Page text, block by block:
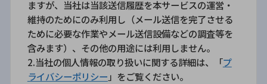
ますが、当社は当該送信履歴を本サービスの運営・
維持のためにのみ利用し（メール送信を完了させる
ために必要な作業やメール送信設備などの調査等を
含みます）、その他の用途には利用しません。
2.当社の個人情報の取り扱いに関する詳細は、「プ
ライバシーポリシー 」をご覧ください。